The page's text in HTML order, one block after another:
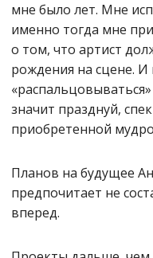
мне было лет. Мне
именно тогда мне
о том, что артист
рождения на сцене.
значит празднуй,
приобретенной
Планов на будущее
предпочитает не
вперед.